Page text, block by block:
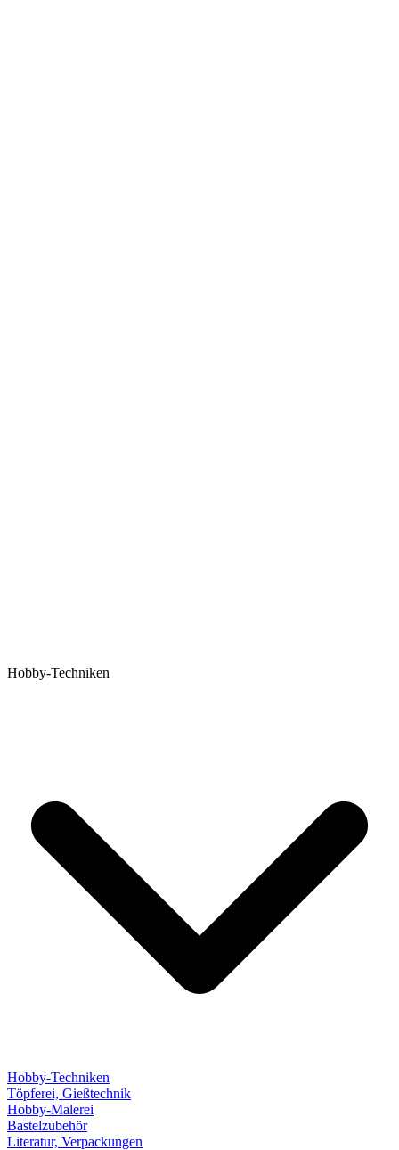
Hobby-Techniken
Hobby-Techniken
Töpferei, Gießtechnik
Hobby-Malerei
Bastelzubehör
Literatur, Verpackungen